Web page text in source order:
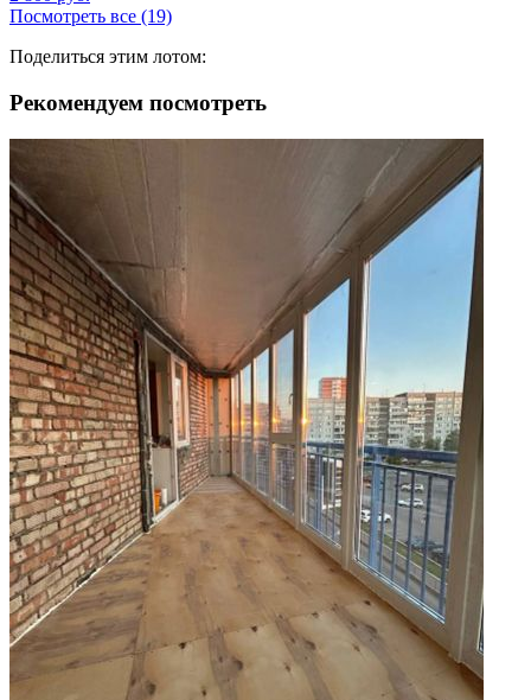
Посмотреть все (19)
Поделиться этим лотом:
Рекомендуем посмотреть